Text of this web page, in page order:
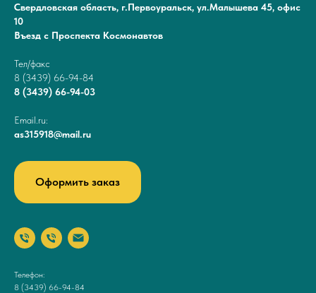
Свердловская область, г.Первоуральск, ул.Малышева 45, офис
10
Въезд с Проспекта Космонавтов
Тел/факс
8 (3439) 66-94-84
8 (3439) 66-94-03
Email.ru:
as315918@mail.ru
Оформить заказ
Телефон:
8 (3439) 66-94-84